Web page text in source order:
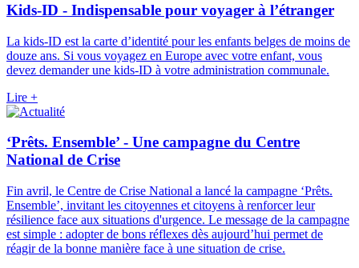
Kids-ID - Indispensable pour voyager à l’étranger
La kids-ID est la carte d’identité pour les enfants belges de moins de
douze ans. Si vous voyagez en Europe avec votre enfant, vous
devez demander une kids-ID à votre administration communale.
Lire +
‘Prêts. Ensemble’ - Une campagne du Centre
National de Crise
Fin avril, le Centre de Crise National a lancé la campagne ‘Prêts.
Ensemble’, invitant les citoyennes et citoyens à renforcer leur
résilience face aux situations d'urgence. Le message de la campagne
est simple : adopter de bons réflexes dès aujourd’hui permet de
réagir de la bonne manière face à une situation de crise.